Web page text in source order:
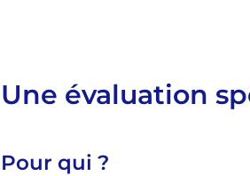
Une évaluation
Pour qui ?